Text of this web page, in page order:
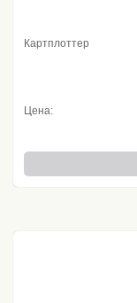
Картплоттер
Цена: